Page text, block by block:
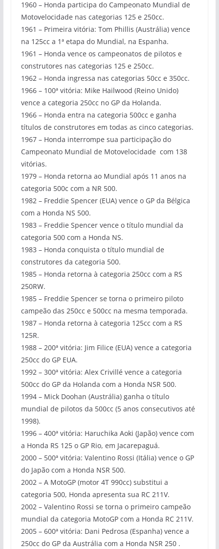
1960 – Honda participa do Campeonato Mundial de
Motovelocidade nas categorias 125 e 250cc.
1961 – Primeira vitória: Tom Phillis (Austrália) vence
na 125cc a 1ª etapa do Mundial, na Espanha.
1961 – Honda vence os campeonatos de pilotos e
construtores nas categorias 125 e 250cc.
1962 – Honda ingressa nas categorias 50cc e 350cc.
1966 – 100ª vitória: Mike Hailwood (Reino Unido)
vence a categoria 250cc no GP da Holanda.
1966 – Honda entra na categoria 500cc e ganha
títulos de construtores em todas as cinco categorias.
1967 – Honda interrompe sua participação do
Campeonato Mundial de Motovelocidade com 138
vitórias.
1979 – Honda retorna ao Mundial após 11 anos na
categoria 500c com a NR 500.
1982 – Freddie Spencer (EUA) vence o GP da Bélgica
com a Honda NS 500.
1983 – Freddie Spencer vence o título mundial da
categoria 500 com a Honda NS.
1983 – Honda conquista o título mundial de
construtores da categoria 500.
1985 – Honda retorna à categoria 250cc com a RS
250RW.
1985 – Freddie Spencer se torna o primeiro piloto
campeão das 250cc e 500cc na mesma temporada.
1987 – Honda retorna à categoria 125cc com a RS
125R.
1988 – 200ª vitória: Jim Filice (EUA) vence a categoria
250cc do GP EUA.
1992 – 300ª vitória: Alex Crivillé vence a categoria
500cc do GP da Holanda com a Honda NSR 500.
1994 – Mick Doohan (Austrália) ganha o título
mundial de pilotos da 500cc (5 anos consecutivos até
1998).
1996 – 400ª vitória: Haruchika Aoki (Japão) vence com
a Honda RS 125 o GP Rio, em Jacarepaguá.
2000 – 500ª vitória: Valentino Rossi (Itália) vence o GP
do Japão com a Honda NSR 500.
2002 – A MotoGP (motor 4T 990cc) substitui a
categoria 500, Honda apresenta sua RC 211V.
2002 – Valentino Rossi se torna o primeiro campeão
mundial da categoria MotoGP com a Honda RC 211V.
2005 – 600ª vitória: Dani Pedrosa (Espanha) vence a
250cc do GP da Austrália com a Honda NSR 250 .